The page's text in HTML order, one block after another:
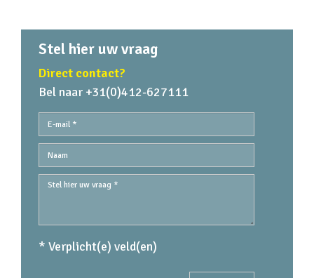
Stel hier uw vraag
Direct contact?
Bel naar +31(0)412-627111
* Verplicht(e) veld(en)